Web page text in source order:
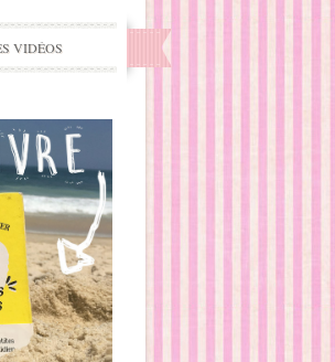
VIDÉOS